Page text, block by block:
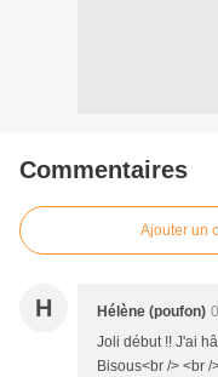
Commentaires
Ajouter un
H Hélène (poufon)
Joli début !! J'ai
Bisous<br /> <br /